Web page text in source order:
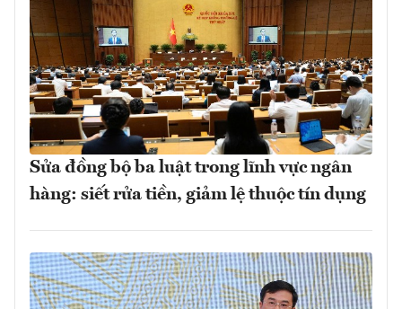
Sửa đồng bộ ba luật trong lĩnh vực ngân
hàng: siết rửa tiền, giảm lệ thuộc tín dụng